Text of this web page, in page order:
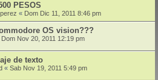
PESOS
« Dom Dic 11, 2011 8:46 pm
OS vision???
Dom Nov 20, 2011 12:19 pm
de texto
« Sab Nov 19, 2011 5:49 pm